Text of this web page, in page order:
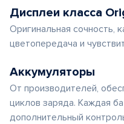
Дисплеи класса
Оригинальная сочность,
цветопередача и
Аккумуляторы
От производителей,
циклов заряда. Каждая
дополнительный